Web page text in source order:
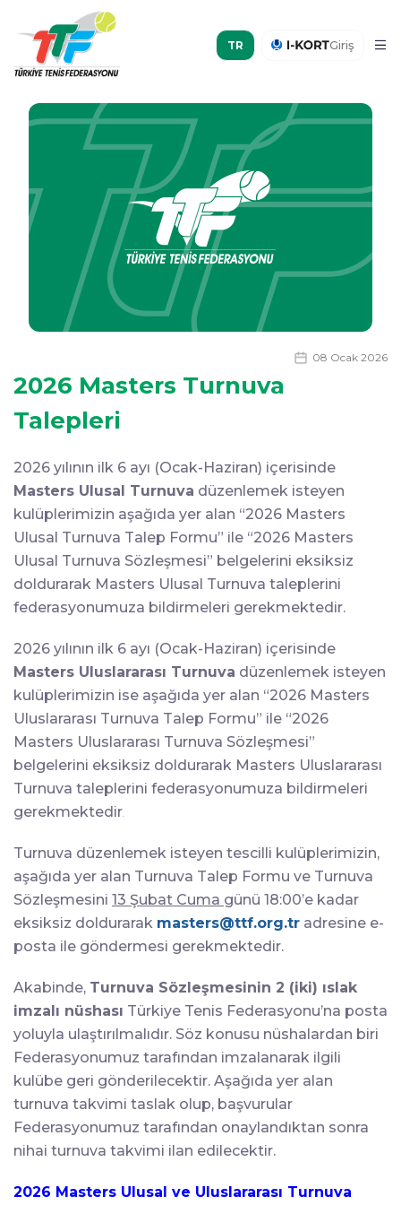
Giriş
08 Ocak 2026
2026 Masters Turnuva
Talepleri
2026 yılının ilk 6 ayı (Ocak-Haziran) içerisinde
Masters Ulusal Turnuva düzenlemek isteyen
kulüplerimizin aşağıda yer alan “2026 Masters
Ulusal Turnuva Talep Formu” ile “2026 Masters
Ulusal Turnuva Sözleşmesi” belgelerini eksiksiz
doldurarak Masters Ulusal Turnuva taleplerini
federasyonumuza bildirmeleri gerekmektedir.
2026 yılının ilk 6 ayı (Ocak-Haziran) içerisinde
Masters Uluslararası Turnuva düzenlemek isteyen
kulüplerimizin ise aşağıda yer alan “2026 Masters
Uluslararası Turnuva Talep Formu” ile “2026
Masters Uluslararası Turnuva Sözleşmesi”
belgelerini eksiksiz doldurarak Masters Uluslararası
Turnuva taleplerini federasyonumuza bildirmeleri
gerekmektedir.
Turnuva düzenlemek isteyen tescilli kulüplerimizin,
aşağıda yer alan Turnuva Talep Formu ve Turnuva
Sözleşmesini 13 Şubat Cuma günü 18:00’e kadar
eksiksiz doldurarak masters@ttf.org.tr adresine e-
posta ile göndermesi gerekmektedir.
Akabinde, Turnuva Sözleşmesinin 2 (iki) ıslak
imzalı nüshası Türkiye Tenis Federasyonu’na posta
yoluyla ulaştırılmalıdır. Söz konusu nüshalardan biri
Federasyonumuz tarafından imzalanarak ilgili
kulübe geri gönderilecektir. Aşağıda yer alan
turnuva takvimi taslak olup, başvurular
Federasyonumuz tarafından onaylandıktan sonra
nihai turnuva takvimi ilan edilecektir.
2026 Masters Ulusal ve Uluslararası Turnuva